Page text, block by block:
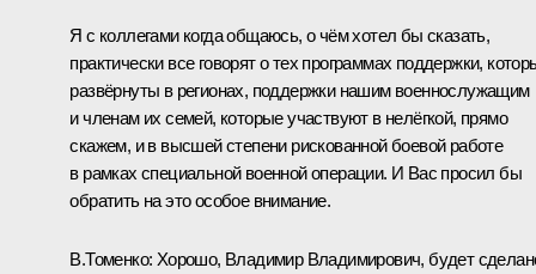
Я с коллегами когда общаюсь, о чём хотел бы сказать,
практически все говорят о тех программах поддержки,
развёрнуты в регионах, поддержки нашим военнослужащим
и членам их семей, которые участвуют в нелёгкой, прямо
скажем, и в высшей степени рискованной боевой работе
в рамках специальной военной операции. И Вас просил бы
обратить на это особое внимание.
В.Томенко: Хорошо, Владимир Владимирович, будет